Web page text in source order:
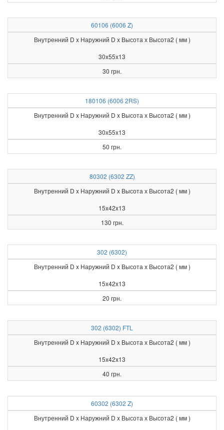
60106 (6006 Z)
Внутренний D x Наружний D x Высота х Высота2 ( мм )
30x55x13
30 грн.
180106 (6006 2RS)
Внутренний D x Наружний D x Высота х Высота2 ( мм )
30x55x13
50 грн.
80302 (6302 ZZ)
Внутренний D x Наружний D x Высота х Высота2 ( мм )
15x42x13
130 грн.
302 (6302)
Внутренний D x Наружний D x Высота х Высота2 ( мм )
15x42x13
20 грн.
302 (6302) FTL
Внутренний D x Наружний D x Высота х Высота2 ( мм )
15x42x13
40 грн.
60302 (6302 Z)
Внутренний D x Наружний D x Высота х Высота2 ( мм )